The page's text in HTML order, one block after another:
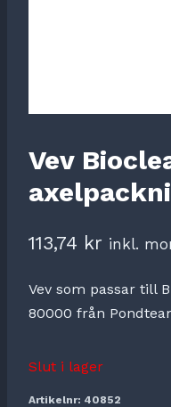
Vev
113,74 kr inkl.
Vev som passar till
80000 från
Slut i lager
Artikelnr: 40852